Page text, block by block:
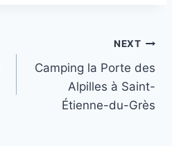
NEXT
Camping la Porte des
Alpilles à Saint-
Étienne-du-Grès